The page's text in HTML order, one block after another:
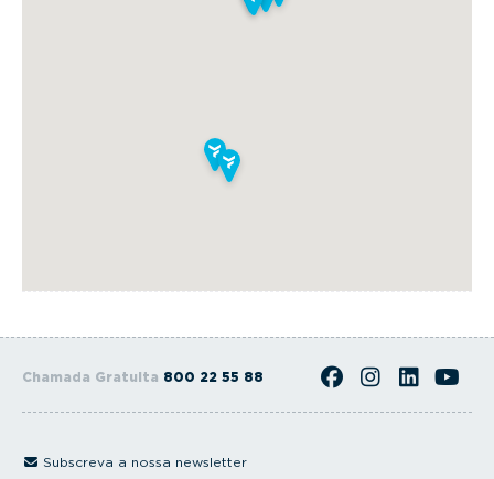
Chamada Gratuita 800 22 55 88
Subscreva a nossa newsletter